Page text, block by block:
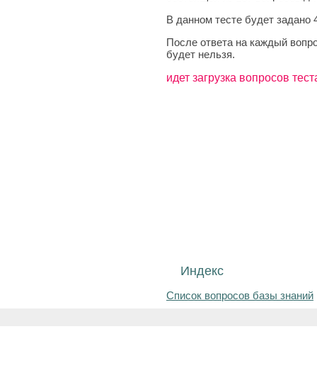
В данном тесте будет задано
После ответа на каждый
будет нельзя.
идет загрузка вопросов
Индекс
Список вопросов базы знаний